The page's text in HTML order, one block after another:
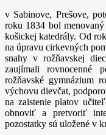
v Sabinove, Prešove,
roku 1834 bol
košickej katedrály. Od
na úpravu cirkevných
snahy v rožňavskej
zaujímali rovnocenné
rožňavské gymnázium
výchovu dievčat,
na zaistenie platov
obnoviť a pretvoriť
pozostatky sú uložené v